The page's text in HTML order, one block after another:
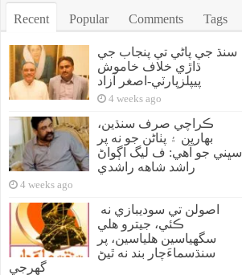
Recent Popular Comments Tags
سنڌ جي پاڻي تي پنجاب جي
ڌاڙي خلاف خاموش
پيپلزپارٽي-اصغر آزاد
4 weeks ago
ڪراچي صرف سنڌين،
بهارين ۽ پٺاڻن جو نه پر
سڀني جو آهي: ف ليگ اڳواڻ
راشد شاهه راشدي
4 weeks ago
ڪئي، جيترو هلي
سگهياسين هلياسين، پر
سنڌسماءَچار بند نه ٿيڻ
گهرجي